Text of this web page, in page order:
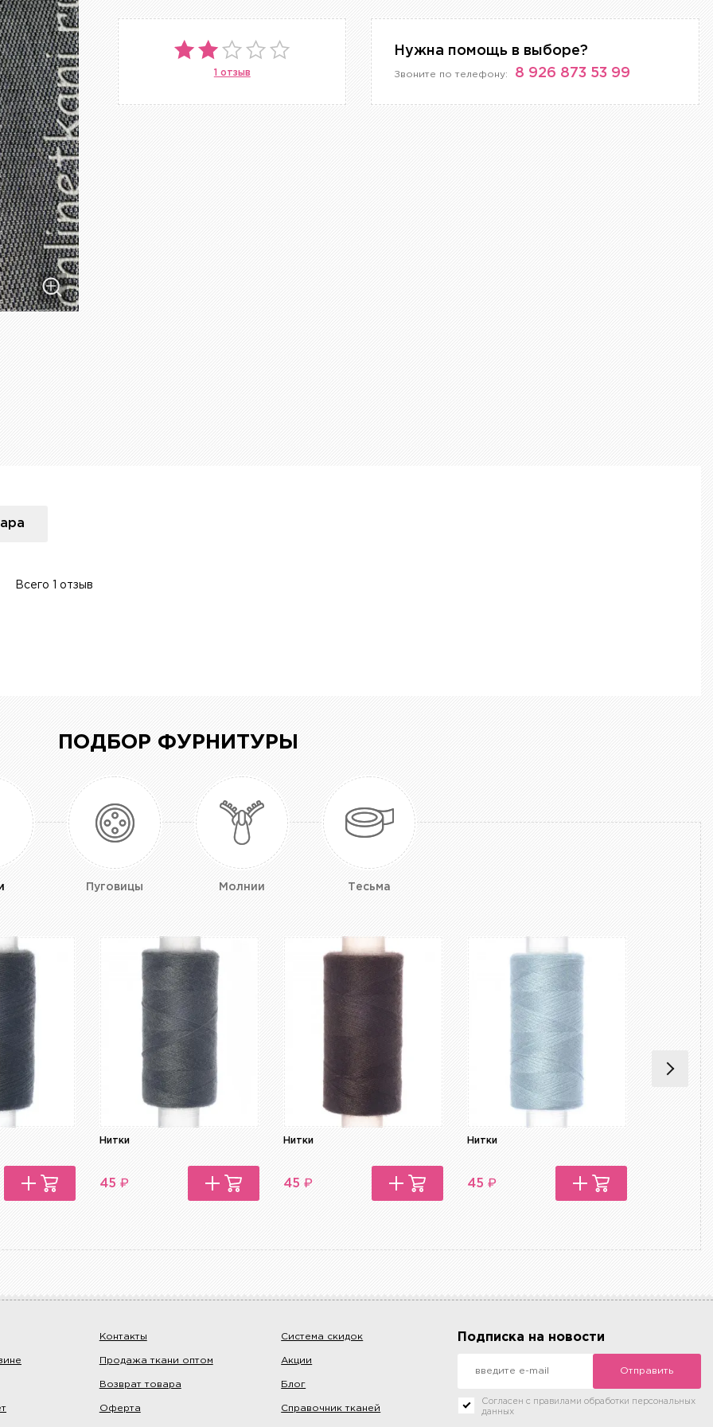
1 отзыв
Нужна помощь в выборе?
Звоните по телефону: 8 926 873 53 99
Всего 1 отзыв
ПОДБОР ФУРНИТУРЫ
Пуговицы Молнии Тесьма
Нитки
45 ₽
Нитки
45 ₽
Нитки
45 ₽
Контакты
Продажа ткани оптом
Возврат товара
Оферта
Система скидок
Акции
Блог
Справочник тканей
Подписка на новости
Отправить
Согласен с правилами обработки персональных
данных